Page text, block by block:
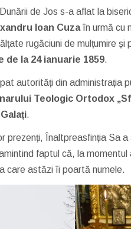
de Jos s-a aflat la
Ioan Cuzaîn urmă cu
rugăciuni de mulțumire
de la 24 ianuarie 1859.
autorități din administrația
Teologic Ortodox
.
prezenți, Înaltpreasfinția Sa
faptul că, la momentul
care astăzi îi poartă numele.